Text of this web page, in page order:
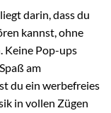
darin, dass du
kannst, ohne
Keine Pop-ups
am
du ein werbefreies
in vollen Zügen